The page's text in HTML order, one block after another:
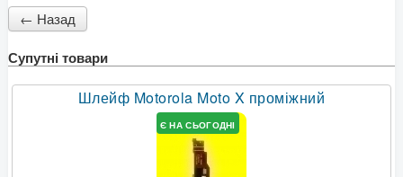
Супутні товари
Шлейф Motorola Moto X проміжний
Є НА СЬОГОДНІ